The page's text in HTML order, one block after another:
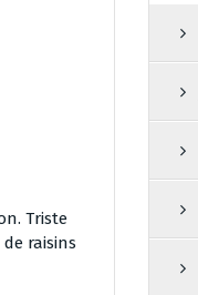
Triste
raisins